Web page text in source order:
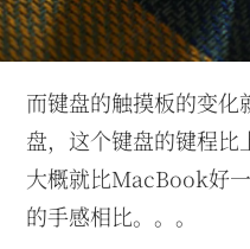
而键盘的触摸板的变化
盘，这个键盘的键程比
大概就比MacBook好
的手感相比。。。